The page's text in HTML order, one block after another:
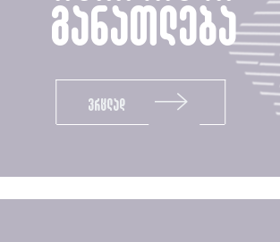
განათლება
ვრცლად